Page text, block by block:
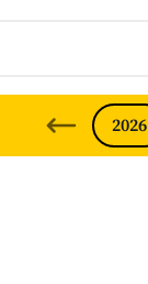
2026